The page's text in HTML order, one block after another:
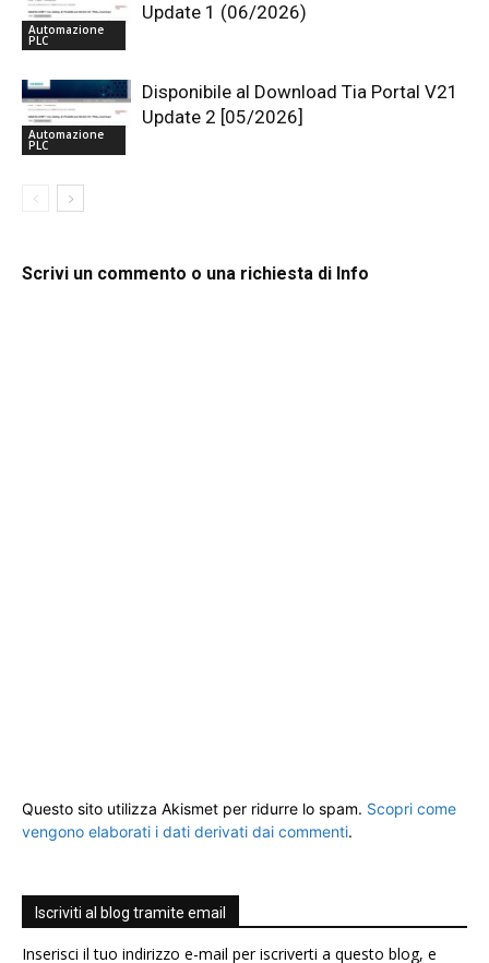
Automazione
PLC
Update 1 (06/2026)
Automazione
PLC
Disponibile al Download Tia Portal V21
Update 2 [05/2026]
Scrivi un commento o una richiesta di Info
Questo sito utilizza Akismet per ridurre lo spam. Scopri come
vengono elaborati i dati derivati dai commenti.
Iscriviti al blog tramite email
Inserisci il tuo indirizzo e-mail per iscriverti a questo blog, e